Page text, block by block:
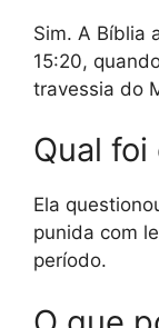
Sim. A Bíblia
15:20,
travessia do
Qual
Ela
punida com
período.